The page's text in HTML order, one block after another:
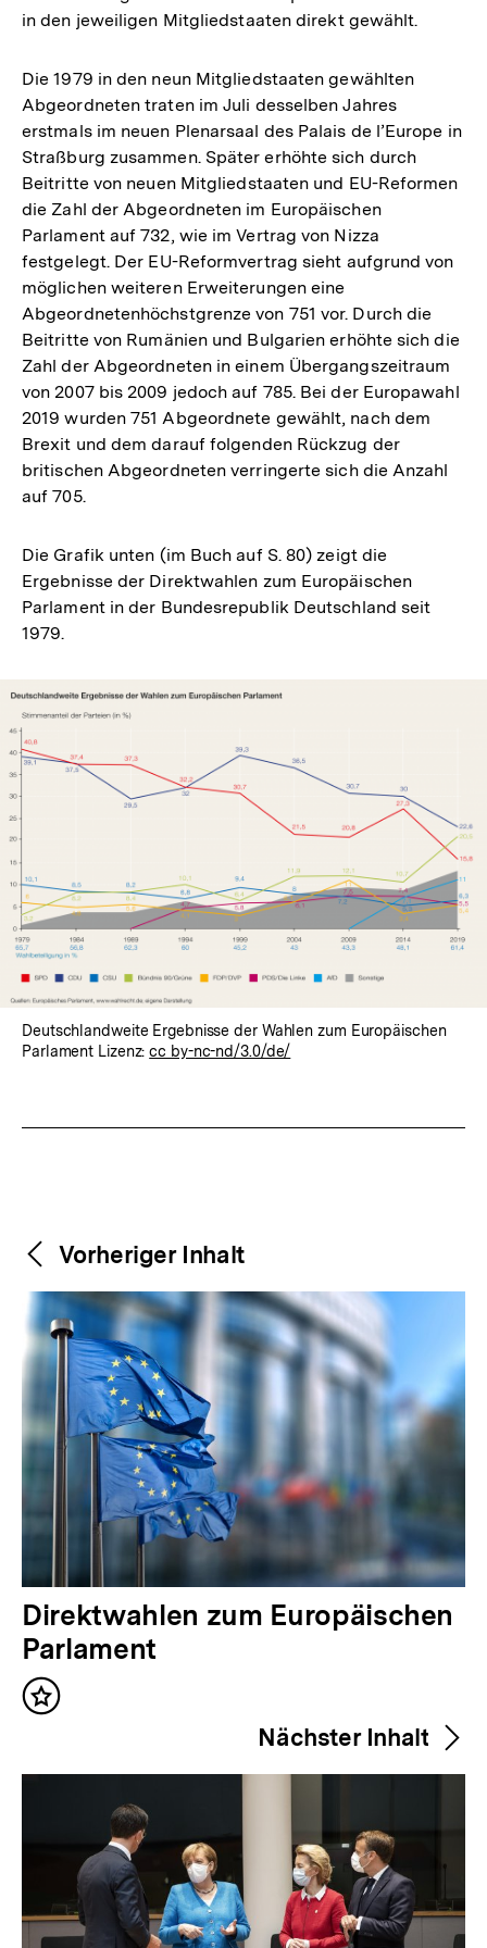
in den jeweiligen Mitgliedstaaten direkt gewählt.
Die 1979 in den neun Mitgliedstaaten gewählten
Abgeordneten traten im Juli desselben Jahres
erstmals im neuen Plenarsaal des Palais de l’Europe in
Straßburg zusammen. Später erhöhte sich durch
Beitritte von neuen Mitgliedstaaten und EU-Reformen
die Zahl der Abgeordneten im Europäischen
Parlament auf 732, wie im Vertrag von Nizza
festgelegt. Der EU-Reformvertrag sieht aufgrund von
möglichen weiteren Erweiterungen eine
Abgeordnetenhöchstgrenze von 751 vor. Durch die
Beitritte von Rumänien und Bulgarien erhöhte sich die
Zahl der Abgeordneten in einem Übergangszeitraum
von 2007 bis 2009 jedoch auf 785. Bei der Europawahl
2019 wurden 751 Abgeordnete gewählt, nach dem
Brexit und dem darauf folgenden Rückzug der
britischen Abgeordneten verringerte sich die Anzahl
auf 705.
Die Grafik unten (im Buch auf S. 80) zeigt die
Ergebnisse der Direktwahlen zum Europäischen
Parlament in der Bundesrepublik Deutschland seit
1979.
Deutschlandweite Ergebnisse der Wahlen zum Europäischen
Parlament Lizenz:cc by-nc-nd/3.0/de/
Weitere
Inhalte
Content-
Navigation
Vorheriger Inhalt
V
o
r
h
r
r
Direktwahlen zum Europäischen
Parlament
Inhalt
Nächster Inhalt